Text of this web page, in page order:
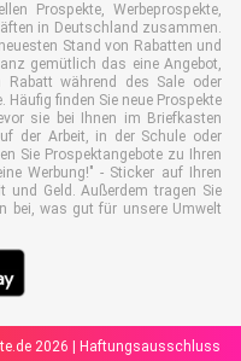
Prospekte, Werbeprospekte,
in Deutschland zusammen.
Stand von Rabatten und
gemütlich das eine Angebot,
Rabatt während des Sale oder
finden Sie neue Prospekte
sie bei Ihnen im Briefkasten
der Arbeit, in der Schule oder
Sie Prospektangebote zu Ihren
Werbung!" - Sticker auf Ihren
Geld. Außerdem tragen Sie
bei, was gut für unsere Umwelt
2026 |
Haftungsausschluss